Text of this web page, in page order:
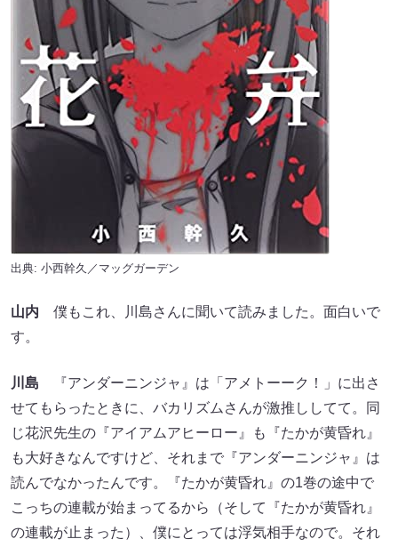
出典: 小西幹久／マッグガーデン
山内 僕もこれ、川島さんに聞いて読みました。面白いで
す。
川島 『アンダーニンジャ』は「アメトーーク！」に出さ
せてもらったときに、バカリズムさんが激推ししてて。同
じ花沢先生の『アイアムアヒーロー』も『たかが黄昏れ』
も大好きなんですけど、それまで『アンダーニンジャ』は
読んでなかったんです。『たかが黄昏れ』の1巻の途中で
こっちの連載が始まってるから（そして『たかが黄昏れ』
の連載が止まった）、僕にとっては浮気相手なので。それ